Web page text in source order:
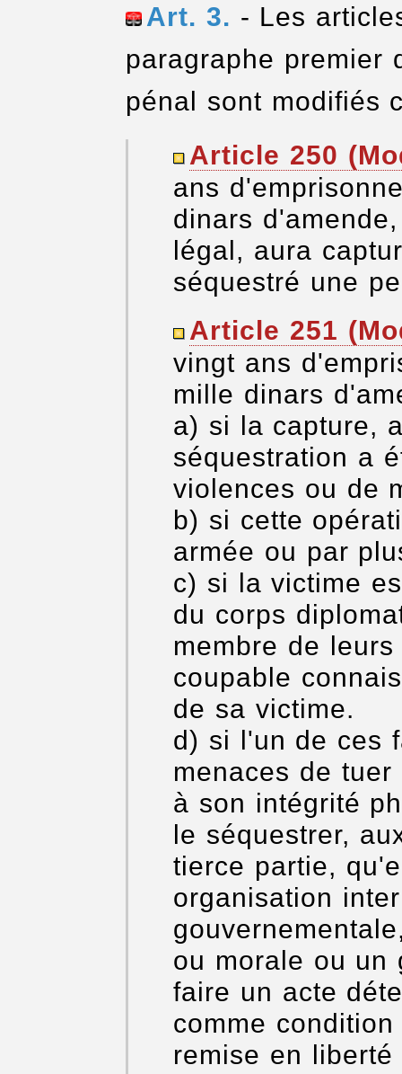
Art. 3. - Les
paragraphe premier
pénal sont modifiés
Article 250
ans
dinars
légal, aura
séquestré une
Article 251
vingt ans
mille dinars
a) si la capture,
séquestration a
violences ou de
b) si cette
armée ou par
c) si la victime
du corps
membre de
coupable
de sa victime.
d) si l'un de ces
menaces de
à son intégrité
le séquestrer,
tierce partie,
organisation
ou morale ou un
faire un acte
comme
remise en